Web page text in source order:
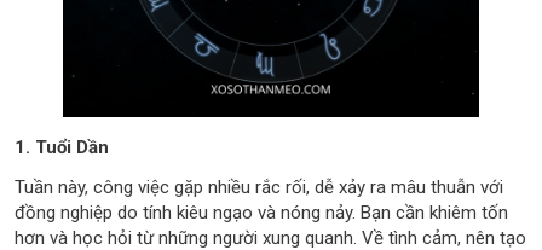
1. Tuổi Dần
Tuần này, công việc gặp nhiều rắc rối, dễ xảy ra mâu thuẫn với
đồng nghiệp do tính kiêu ngạo và nóng nảy. Bạn cần khiêm tốn
hơn và học hỏi từ những người xung quanh. Về tình cảm, nên tạo